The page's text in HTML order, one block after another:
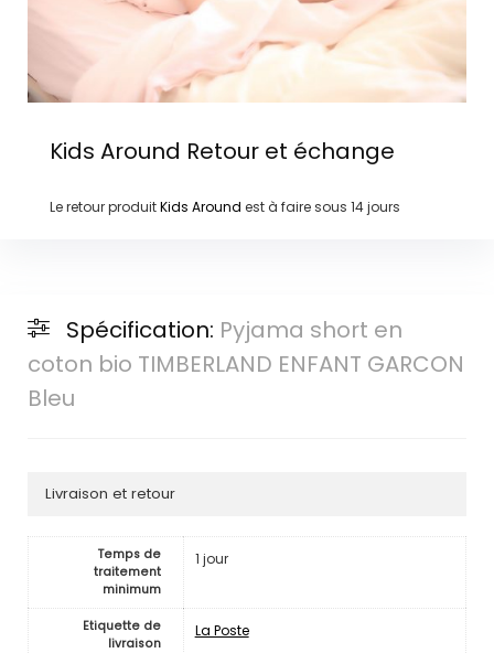
Kids Around Retour et échange
Le retour produitKids Around est à faire sous 14 jours
Spécification: Pyjama short en
coton bio TIMBERLAND ENFANT GARCON
Bleu
Livraison et retour
Temps de
traitement
minimum
1 jour
Etiquette de
livraison
La Poste